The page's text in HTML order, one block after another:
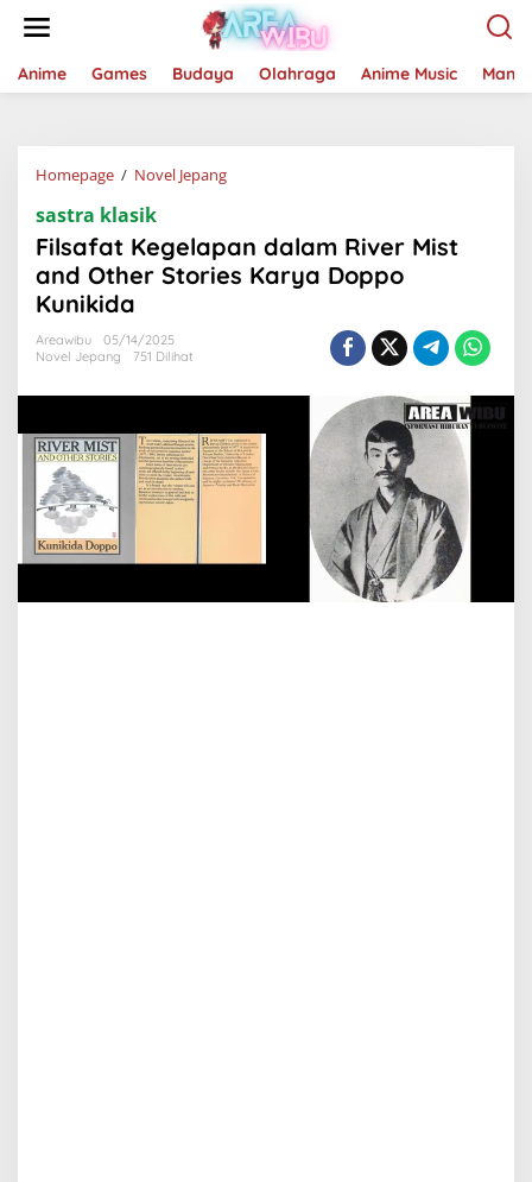
Anime Games Budaya Olahraga Anime Music
Homepage / Novel JepangFilsafat
River
Mist
and
sastra klasik
Filsafat Kegelapan dalam River Mist
and Other Stories Karya Doppo
Kunikida
Areawibu
05/14/2025
Novel Jepang
751 Dilihat